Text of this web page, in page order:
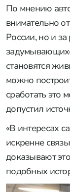
По мнению
внимательно
России, но и
становятся
можно
сработать это
допустил
«В интересах
искренне
доказывают
подобных